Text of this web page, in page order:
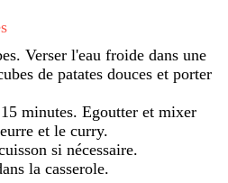
Verser l'eau froide dans une
de patates douces et porter
minutes. Egoutter et mixer
et le curry.
si nécessaire.
la casserole.